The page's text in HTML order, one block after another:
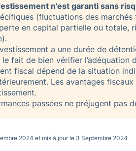
n’est garanti sans
(fluctuations des
en capital partielle ou totale,
a une durée de
fait de bien vérifier
fiscal dépend de la situation
Les avantages
passées ne préjugent pas
2024 et mis à jour le 3 Septembre 2024